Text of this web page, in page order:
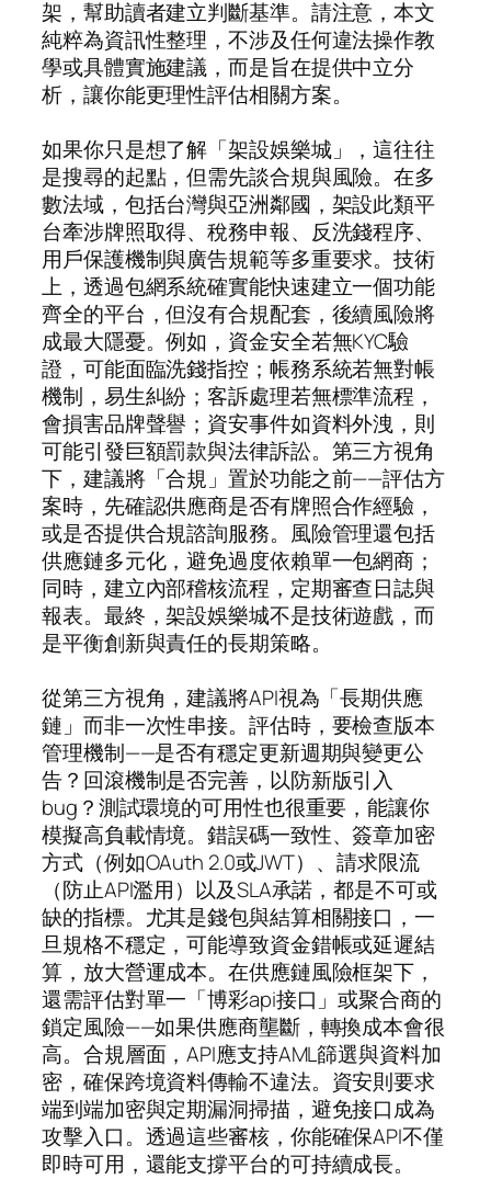
架，幫助讀者建立判斷基準。請注意，本文
純粹為資訊性整理，不涉及任何違法操作教
學或具體實施建議，而是旨在提供中立分
析，讓你能更理性評估相關方案。
如果你只是想了解「架設娛樂城」，這往往
是搜尋的起點，但需先談合規與風險。在多
數法域，包括台灣與亞洲鄰國，架設此類平
台牽涉牌照取得、稅務申報、反洗錢程序、
用戶保護機制與廣告規範等多重要求。技術
上，透過包網系統確實能快速建立一個功能
齊全的平台，但沒有合規配套，後續風險將
成最大隱憂。例如，資金安全若無KYC驗
證，可能面臨洗錢指控；帳務系統若無對帳
機制，易生糾紛；客訴處理若無標準流程，
會損害品牌聲譽；資安事件如資料外洩，則
可能引發巨額罰款與法律訴訟。第三方視角
下，建議將「合規」置於功能之前——評估方
案時，先確認供應商是否有牌照合作經驗，
或是否提供合規諮詢服務。風險管理還包括
供應鏈多元化，避免過度依賴單一包網商；
同時，建立內部稽核流程，定期審查日誌與
報表。最終，架設娛樂城不是技術遊戲，而
是平衡創新與責任的長期策略。
從第三方視角，建議將API視為「長期供應
鏈」而非一次性串接。評估時，要檢查版本
管理機制——是否有穩定更新週期與變更公
告？回滾機制是否完善，以防新版引入
bug？測試環境的可用性也很重要，能讓你
模擬高負載情境。錯誤碼一致性、簽章加密
方式（例如OAuth 2.0或JWT）、請求限流
（防止API濫用）以及SLA承諾，都是不可或
缺的指標。尤其是錢包與結算相關接口，一
旦規格不穩定，可能導致資金錯帳或延遲結
算，放大營運成本。在供應鏈風險框架下，
還需評估對單一「博彩api接口」或聚合商的
鎖定風險——如果供應商壟斷，轉換成本會很
高。合規層面，API應支持AML篩選與資料加
密，確保跨境資料傳輸不違法。資安則要求
端到端加密與定期漏洞掃描，避免接口成為
攻擊入口。透過這些審核，你能確保API不僅
即時可用，還能支撐平台的可持續成長。